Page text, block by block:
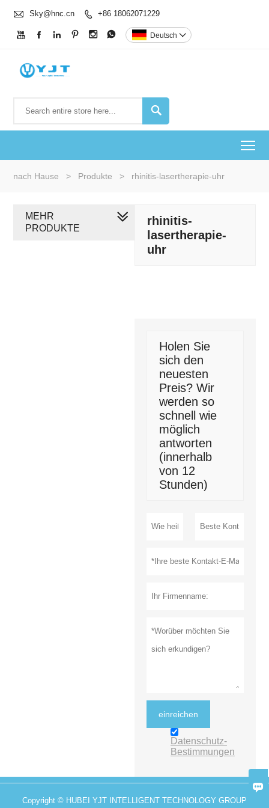

 Sky@hnc.cn  +86 18062071229
      Deutsch 

nach Hause > Produkte > rhinitis-lasertherapie-uhr
rhinitis-
lasertherapie-
uhr
Holen Sie
sich den
neuesten
Preis? Wir
werden so
schnell wie
möglich
antworten
(innerhalb
von 12
Stunden)
einreichen
Datenschutz-
Bestimmungen
MEHR
PRODUKTE
Copyright © HUBEI YJT INTELLIGENT TECHNOLOGY GROUP